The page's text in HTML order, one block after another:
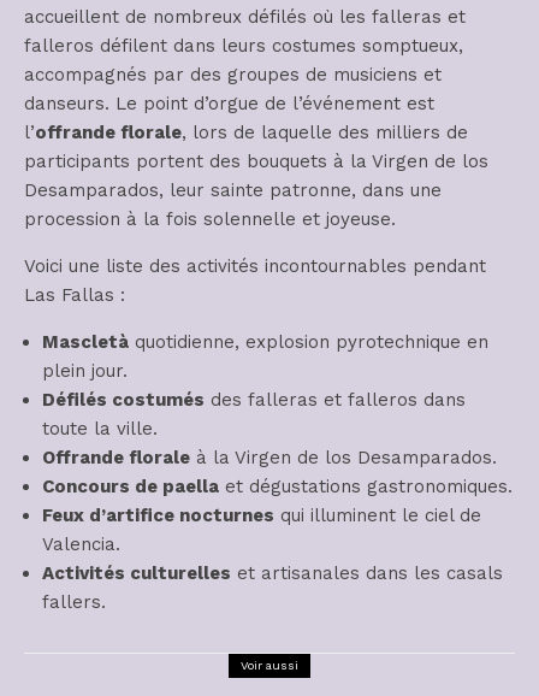
accueillent de nombreux défilés où les falleras et
falleros défilent dans leurs costumes somptueux,
accompagnés par des groupes de musiciens et
danseurs. Le point d’orgue de l’événement est
l’offrande florale, lors de laquelle des milliers de
participants portent des bouquets à la Virgen de los
Desamparados, leur sainte patronne, dans une
procession à la fois solennelle et joyeuse.
Voici une liste des activités incontournables pendant
Las Fallas :
Mascletà quotidienne, explosion pyrotechnique en
plein jour.
Défilés costumés des falleras et falleros dans
toute la ville.
Offrande florale à la Virgen de los Desamparados.
Concours de paella et dégustations gastronomiques.
Feux d’artifice nocturnes qui illuminent le ciel de
Valencia.
Activités culturelles et artisanales dans les casals
fallers.
Voir aussi